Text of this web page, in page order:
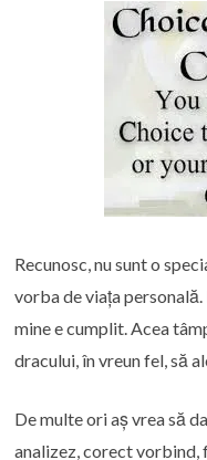
Recunosc, nu sunt o
vorba de viața
mine e cumplit. Acea
dracului, în vreun fel, să
De multe ori aș vrea să
analizez, corect vorbind,